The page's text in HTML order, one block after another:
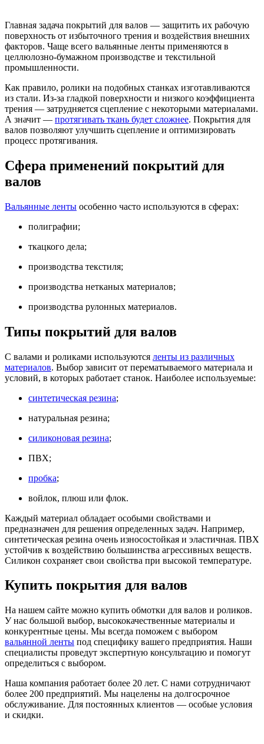
Главная задача покрытий для валов — защитить их рабочую
поверхность от избыточного трения и воздействия внешних
факторов. Чаще всего вальянные ленты применяются в
целлюлозно-бумажном производстве и текстильной
промышленности.
Как правило, ролики на подобных станках изготавливаются
из стали. Из-за гладкой поверхности и низкого коэффициента
трения — затрудняется сцепление с некоторыми материалами.
А значит — протягивать ткань будет сложнее. Покрытия для
валов позволяют улучшить сцепление и оптимизировать
процесс протягивания.
Сфера применений покрытий для
валов
Вальянные ленты особенно часто используются в сферах:
полиграфии;
ткацкого дела;
производства текстиля;
производства нетканых материалов;
производства рулонных материалов.
Типы покрытий для валов
С валами и роликами используются ленты из различных
материалов. Выбор зависит от перематываемого материала и
условий, в которых работает станок. Наиболее используемые:
синтетическая резина;
натуральная резина;
силиконовая резина;
ПВХ;
пробка;
войлок, плюш или флок.
Каждый материал обладает особыми свойствами и
предназначен для решения определенных задач. Например,
синтетическая резина очень износостойкая и эластичная. ПВХ
устойчив к воздействию большинства агрессивных веществ.
Силикон сохраняет свои свойства при высокой температуре.
Купить покрытия для валов
На нашем сайте можно купить обмотки для валов и роликов.
У нас большой выбор, высококачественные материалы и
конкурентные цены. Мы всегда поможем с выбором
вальянной ленты под специфику вашего предприятия. Наши
специалисты проведут экспертную консультацию и помогут
определиться с выбором.
Наша компания работает более 20 лет. С нами сотрудничают
более 200 предприятий. Мы нацелены на долгосрочное
обслуживание. Для постоянных клиентов — особые условия
и скидки.